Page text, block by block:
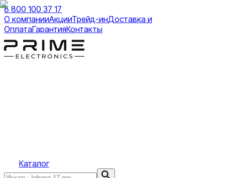
8 800 100 37 17
О компанииАкцииТрейд-инДоставка и
ОплатаГарантияКонтакты
Каталог